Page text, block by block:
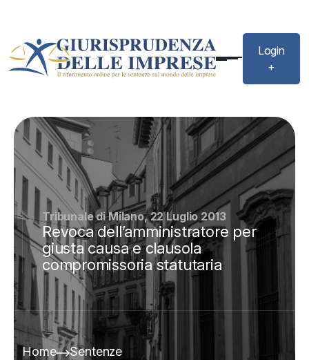
Login
+
Tribunale di Milano, 22 Luglio 2013
Revoca dell’amministratore per
giusta causa e clausola
compromissoria statutaria
Home Sentenze